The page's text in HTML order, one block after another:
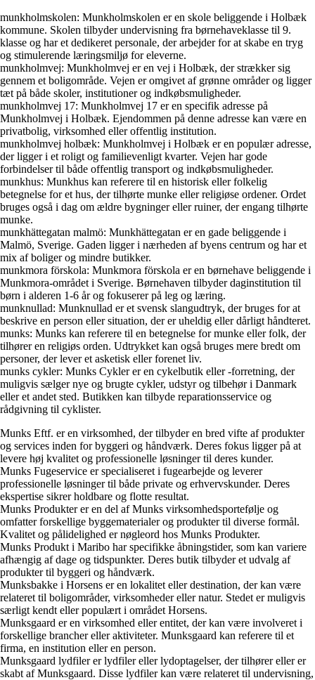
munkholmskolen: Munkholmskolen er en skole beliggende i Holbæk
kommune. Skolen tilbyder undervisning fra børnehaveklasse til 9.
klasse og har et dedikeret personale, der arbejder for at skabe en tryg
og stimulerende læringsmiljø for eleverne.
munkholmvej: Munkholmvej er en vej i Holbæk, der strækker sig
gennem et boligområde. Vejen er omgivet af grønne områder og ligger
tæt på både skoler, institutioner og indkøbsmuligheder.
munkholmvej 17: Munkholmvej 17 er en specifik adresse på
Munkholmvej i Holbæk. Ejendommen på denne adresse kan være en
privatbolig, virksomhed eller offentlig institution.
munkholmvej holbæk: Munkholmvej i Holbæk er en populær adresse,
der ligger i et roligt og familievenligt kvarter. Vejen har gode
forbindelser til både offentlig transport og indkøbsmuligheder.
munkhus: Munkhus kan referere til en historisk eller folkelig
betegnelse for et hus, der tilhørte munke eller religiøse ordener. Ordet
bruges også i dag om ældre bygninger eller ruiner, der engang tilhørte
munke.
munkhättegatan malmö: Munkhättegatan er en gade beliggende i
Malmö, Sverige. Gaden ligger i nærheden af byens centrum og har et
mix af boliger og mindre butikker.
munkmora förskola: Munkmora förskola er en børnehave beliggende i
Munkmora-området i Sverige. Børnehaven tilbyder daginstitution til
børn i alderen 1-6 år og fokuserer på leg og læring.
munknullad: Munknullad er et svensk slangudtryk, der bruges for at
beskrive en person eller situation, der er uheldig eller dårligt håndteret.
munks: Munks kan referere til en betegnelse for munke eller folk, der
tilhører en religiøs orden. Udtrykket kan også bruges mere bredt om
personer, der lever et asketisk eller forenet liv.
munks cykler: Munks Cykler er en cykelbutik eller -forretning, der
muligvis sælger nye og brugte cykler, udstyr og tilbehør i Danmark
eller et andet sted. Butikken kan tilbyde reparationsservice og
rådgivning til cyklister.
Munks Eftf. er en virksomhed, der tilbyder en bred vifte af produkter
og services inden for byggeri og håndværk. Deres fokus ligger på at
levere høj kvalitet og professionelle løsninger til deres kunder.
Munks Fugeservice er specialiseret i fugearbejde og leverer
professionelle løsninger til både private og erhvervskunder. Deres
ekspertise sikrer holdbare og flotte resultat.
Munks Produkter er en del af Munks virksomhedsportefølje og
omfatter forskellige byggematerialer og produkter til diverse formål.
Kvalitet og pålidelighed er nøgleord hos Munks Produkter.
Munks Produkt i Maribo har specifikke åbningstider, som kan variere
afhængig af dage og tidspunkter. Deres butik tilbyder et udvalg af
produkter til byggeri og håndværk.
Munksbakke i Horsens er en lokalitet eller destination, der kan være
relateret til boligområder, virksomheder eller natur. Stedet er muligvis
særligt kendt eller populært i området Horsens.
Munksgaard er en virksomhed eller entitet, der kan være involveret i
forskellige brancher eller aktiviteter. Munksgaard kan referere til et
firma, en institution eller en person.
Munksgaard lydfiler er lydfiler eller lydoptagelser, der tilhører eller er
skabt af Munksgaard. Disse lydfiler kan være relateret til undervisning,